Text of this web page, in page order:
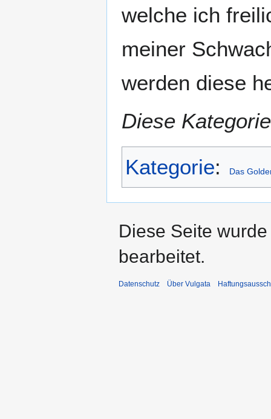
welche ich
meiner
werden diese
Diese
Kategorie: Das
Diese Seite
bearbeitet.
Datenschutz Über Vulgata